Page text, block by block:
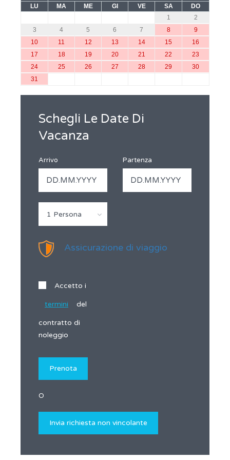
LU MA ME GI VE SA
DO
1
2
3
4 5 6 7 8
9
10
11 12 13 14 15
16
17
18 19 20 21 22
23
24
25 26 27 28 29
30
31
Schegli Le Date Di
Vacanza
Arrivo Partenza
1 Persona
Assicurazione di viaggio
Accetto i
termini del
contratto di
noleggio
O